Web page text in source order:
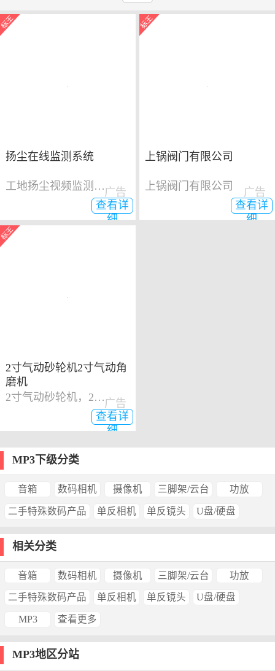
扬尘在线监测系统
工地扬尘视频监测系统
查看详
细
广告
上锅阀门有限公司
上锅阀门有限公司
查看详
细
广告
2寸气动砂轮机2寸气动角
磨机
2寸气动砂轮机，2寸气动角磨机
查看详
细
广告
MP3下级分类
音箱 数码相机 摄像机 三脚架/云台 功放
二手特殊数码产品 单反相机 单反镜头 U盘/硬盘
相关分类
音箱 数码相机 摄像机 三脚架/云台 功放
二手特殊数码产品 单反相机 单反镜头 U盘/硬盘
MP3 查看更多
MP3地区分站